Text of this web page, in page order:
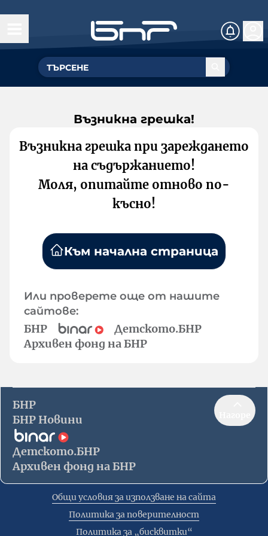
Възникна грешка!
Възникна грешка при зареждането
на съдържанието!
Моля, опитайте отново по-
късно!
Към начална страница
Или проверете още от нашите
сайтове:
БНР
Детското.БНР
Архивен фонд на БНР
БНР
БНР Новини
Детското.БНР
Архивен фонд на БНР
Общи условия за използване на сайта
Политика за поверителност
Политика за „бисквитки“